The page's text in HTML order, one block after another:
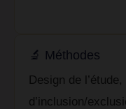
🔬 Méthodes
Design de
d’inclusion/